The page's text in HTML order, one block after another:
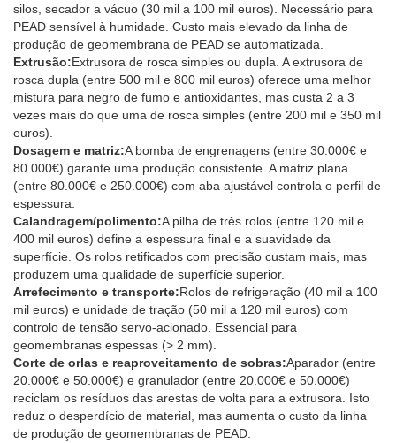
silos, secador a vácuo (30 mil a 100 mil euros). Necessário para
PEAD sensível à humidade. Custo mais elevado da linha de
produção de geomembrana de PEAD se automatizada.
Extrusão:Extrusora de rosca simples ou dupla. A extrusora de
rosca dupla (entre 500 mil e 800 mil euros) oferece uma melhor
mistura para negro de fumo e antioxidantes, mas custa 2 a 3
vezes mais do que uma de rosca simples (entre 200 mil e 350 mil
euros).
Dosagem e matriz:A bomba de engrenagens (entre 30.000€ e
80.000€) garante uma produção consistente. A matriz plana
(entre 80.000€ e 250.000€) com aba ajustável controla o perfil de
espessura.
Calandragem/polimento:A pilha de três rolos (entre 120 mil e
400 mil euros) define a espessura final e a suavidade da
superfície. Os rolos retificados com precisão custam mais, mas
produzem uma qualidade de superfície superior.
Arrefecimento e transporte:Rolos de refrigeração (40 mil a 100
mil euros) e unidade de tração (50 mil a 120 mil euros) com
controlo de tensão servo-acionado. Essencial para
geomembranas espessas (> 2 mm).
Corte de orlas e reaproveitamento de sobras:Aparador (entre
20.000€ e 50.000€) e granulador (entre 20.000€ e 50.000€)
reciclam os resíduos das arestas de volta para a extrusora. Isto
reduz o desperdício de material, mas aumenta o custo da linha
de produção de geomembranas de PEAD.